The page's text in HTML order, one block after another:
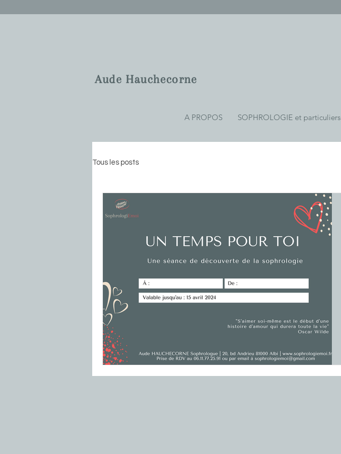
Aude Hauchecorne
A PROPOS SOPHROLOGIE et particuliers
Tous les posts